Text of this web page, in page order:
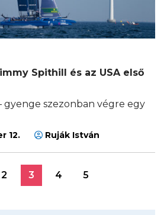
Spithill és az USA első
gyenge szezonban végre egy
12. Ruják István
2 3 4 5